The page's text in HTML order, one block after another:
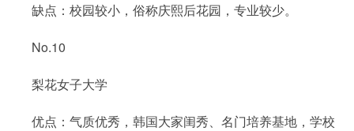
缺点：校园较小，俗称庆熙后花园，专业较少。
No.10
梨花女子大学
优点：气质优秀，韩国大家闺秀、名门培养基地，学校